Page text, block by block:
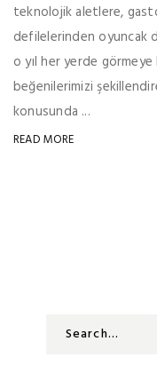
teknolojik aletlere,
defilelerinden oyuncak
o yıl her yerde görmeye
beğenilerimizi
konusunda ...
READ MORE